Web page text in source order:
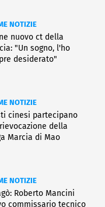
NOTIZIE
nuovo ct della
"Un sogno, l'ho
desiderato"
NOTIZIE
cinesi partecipano
della
Marcia di Mao
NOTIZIE
Roberto Mancini
commissario tecnico